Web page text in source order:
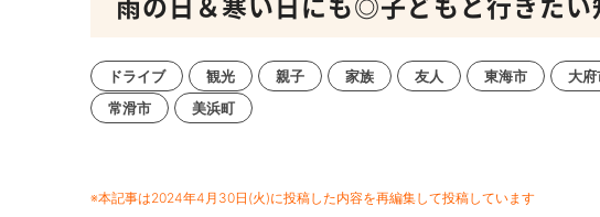
ドライブ 観光 親子 家族 友人 東海市 大府
常滑市
美浜町
※本記事は2024年4月30日(火)に投稿した内容を再編集して投稿しています